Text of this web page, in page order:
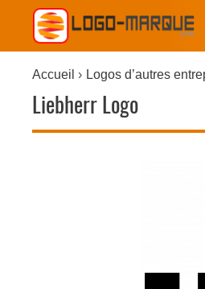
Accueil Logos d’autres
Liebherr Logo